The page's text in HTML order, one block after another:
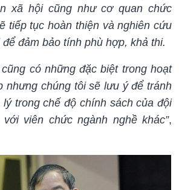
xã hội cũng như cơ quan chức
tiếp tục hoàn thiện và nghiên cứu
đảm bảo tính phù hợp, khả thi.
có những đặc biệt trong hoạt
nhưng chúng tôi sẽ lưu ý để tránh
trong chế độ chính sách của đội
viên chức ngành nghề khác”,